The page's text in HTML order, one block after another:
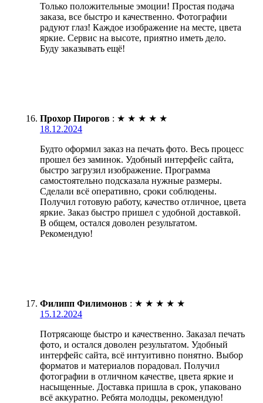
Только положительные эмоции! Простая подача
заказа, все быстро и качественно. Фотографии
радуют глаз! Каждое изображение на месте, цвета
яркие. Сервис на высоте, приятно иметь дело.
Буду заказывать ещё!
Прохор Пирогов : ★ ★ ★ ★ ★
18.12.2024
Будто оформил заказ на печать фото. Весь процесс
прошел без заминок. Удобный интерфейс сайта,
быстро загрузил изображение. Программа
самостоятельно подсказала нужные размеры.
Сделали всё оперативно, сроки соблюдены.
Получил готовую работу, качество отличное, цвета
яркие. Заказ быстро пришел с удобной доставкой.
В общем, остался доволен результатом.
Рекомендую!
Филипп Филимонов : ★ ★ ★ ★ ★
15.12.2024
Потрясающе быстро и качественно. Заказал печать
фото, и остался доволен результатом. Удобный
интерфейс сайта, всё интуитивно понятно. Выбор
форматов и материалов порадовал. Получил
фотографии в отличном качестве, цвета яркие и
насыщенные. Доставка пришла в срок, упаковано
всё аккуратно. Ребята молодцы, рекомендую!